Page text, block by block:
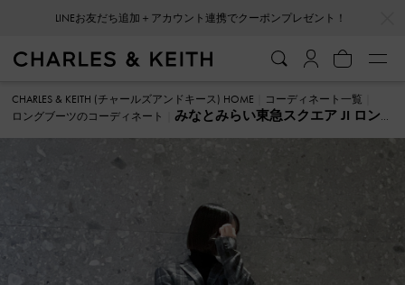
LINEお友だち追加＋アカウント連携でクーポンプレゼント！
CHARLES & KEITH (チャールズアンドキース) HOME
コーディネート一覧
ロングブーツのコーディネート
みなとみらい東急スクエア JI ロン